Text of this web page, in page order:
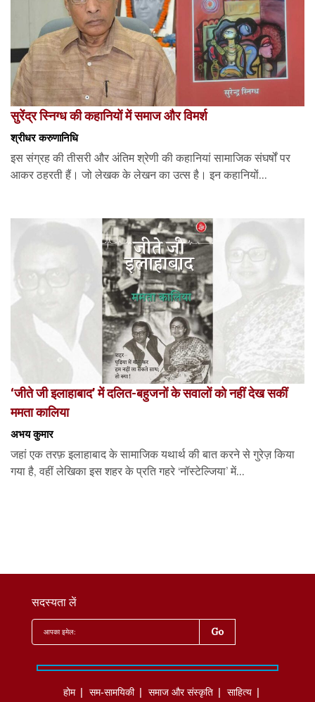
सुरेंद्र स्निग्ध की कहानियों में समाज और विमर्श
श्रीधर करुणानिधि
इस संग्रह की तीसरी और अंतिम श्रेणी की कहानियां सामाजिक संघर्षों पर
आकर ठहरती हैं। जो लेखक के लेखन का उत्स है। इन कहानियों...
‘जीते जी इलाहाबाद’ में दलित-बहुजनों के सवालों को नहीं देख सकीं
ममता कालिया
अभय कुमार
जहां एक तरफ़ इलाहाबाद के सामाजिक यथार्थ की बात करने से गुरेज़ किया
गया है, वहीं लेखिका इस शहर के प्रति गहरे ‘नॉस्टेल्जिया’ में...
सदस्यता लें
होम सम-सामयिकी समाज और संस्कृति साहित्‍य